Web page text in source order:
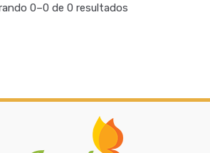
0–0 de 0 resultados